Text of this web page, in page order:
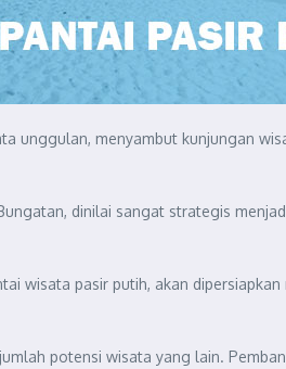
unggulan, menyambut kunjungan
dinilai sangat strategis
wisata pasir putih, akan
potensi wisata yang lain.